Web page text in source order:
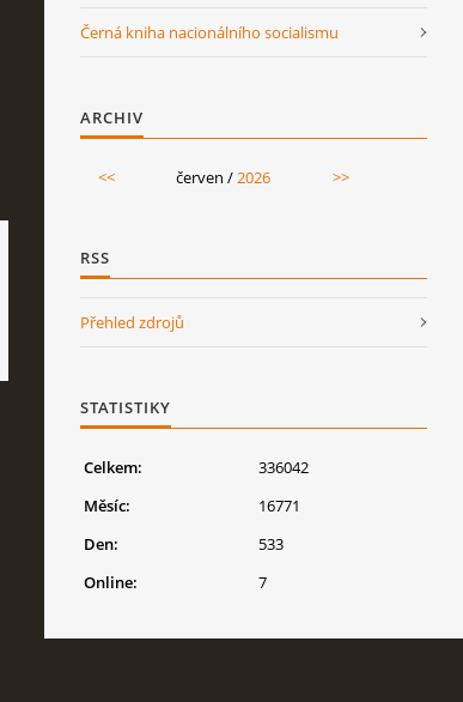
Černá kniha nacionálního socialismu
ARCHIV
<< červen /2026 >>
RSS
Přehled zdrojů
STATISTIKY
Online: 7
Celkem:
336042
Měsíc:
16771
Den:
533